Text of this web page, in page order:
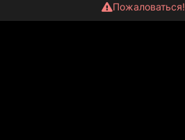
Пожаловаться!